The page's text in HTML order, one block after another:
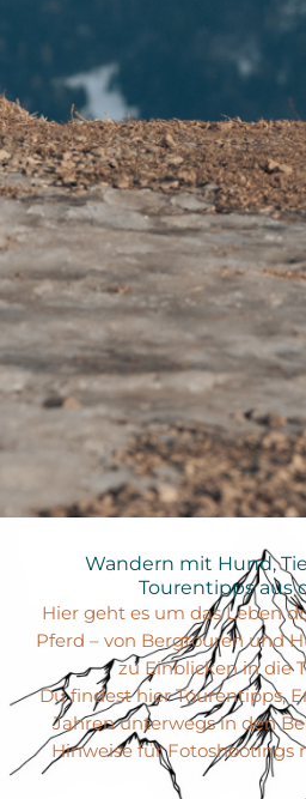
Wandern mit Hund,
Tourentipps aus
Hier geht es um das Leben
Pferd – von Bergtouren und
zu Einblicken in die
Du findest hier Tourentipps,
Jahren unterwegs in den
Hinweise für Fotoshootings